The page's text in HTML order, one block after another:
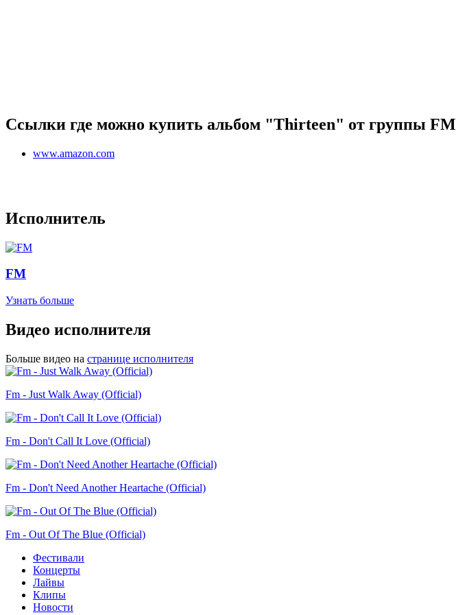
Ссылки где можно купить альбом "Thirteen" от группы FM
www.amazon.com
Исполнитель
FM
Узнать больше
Видео исполнителя
Больше видео на странице исполнителя
Fm - Just Walk Away (Official)
Fm - Don't Call It Love (Official)
Fm - Don't Need Another Heartache (Official)
Fm - Out Of The Blue (Official)
Фестивали
Концерты
Лайвы
Клипы
Новости